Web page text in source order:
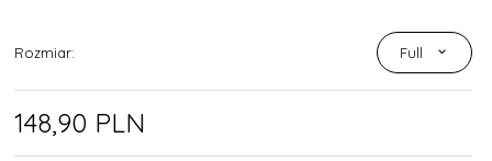
Rozmiar: Full
148,90 PLN